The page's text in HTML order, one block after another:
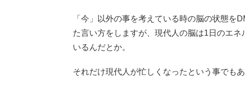
「今」以外の事を考えている時の脳の状態を
た言い方をしますが、現代人の脳は1日のエ
いるんだとか。
それだけ現代人が忙しくなったという事でも